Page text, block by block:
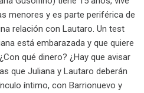
menores y es parte periférica de
relación con Lautaro. Un test
está embarazada y que quiere
qué dinero? ¿Hay que avisar
que Juliana y Lautaro deberán
íntimo, con Barrionuevo y